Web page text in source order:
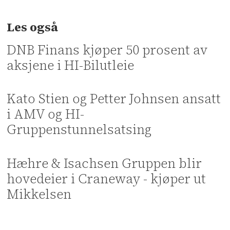
Les også
DNB Finans kjøper 50 prosent av
aksjene i HI-Bilutleie
Kato Stien og Petter Johnsen ansatt
i AMV og HI-
Gruppenstunnelsatsing
Hæhre & Isachsen Gruppen blir
hovedeier i Craneway - kjøper ut
Mikkelsen